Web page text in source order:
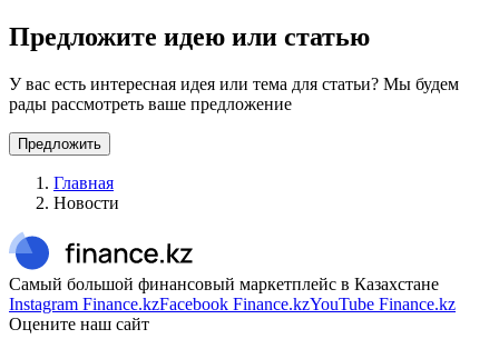
Предложите идею или статью
У вас есть интересная идея или тема для статьи? Мы будем
рады рассмотреть ваше предложение
Предложить
Главная
Новости
Самый большой финансовый маркетплейс в Казахстане
Instagram Finance.kzFacebook Finance.kzYouTube Finance.kz
Оцените наш сайт